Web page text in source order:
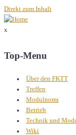
Direkt zum Inhalt
x
Top-Menu
Über den FKTT
Treffen
Modulnorm
Betrieb
Technik und
Wiki